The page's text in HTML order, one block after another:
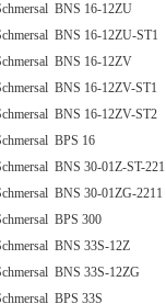
BNS 16-12ZU
BNS 16-12ZU-ST1
BNS 16-12ZV
BNS 16-12ZV-ST1
BNS 16-12ZV-ST2
BPS 16
BNS 30-01Z-ST-
BNS 30-01ZG-2211
BPS 300
BNS 33S-12Z
BNS 33S-12ZG
BPS 33S